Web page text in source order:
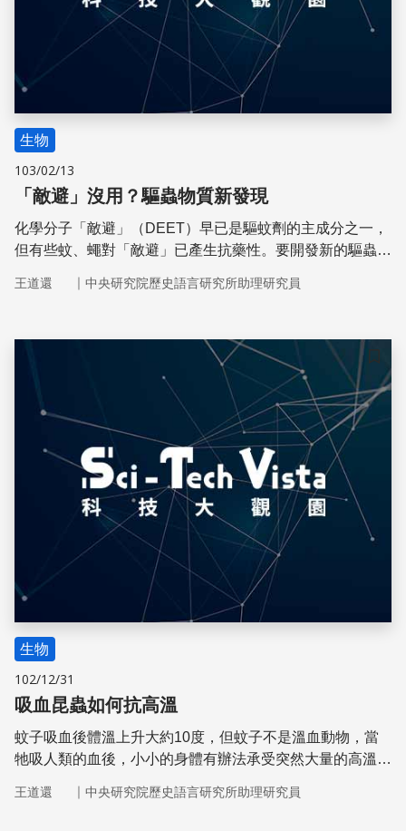
生物
103/02/13
「敵避」沒用？驅蟲物質新發現
化學分子「敵避」（DEET）早已是驅蚊劑的主成分之一，
但有些蚊、蠅對「敵避」已產生抗藥性。要開發新的驅蟲
學河濱校區昆蟲系副教授芮依（Anandasankar Ray）的研
利用Ir40a的蛋白質構形特徵，篩檢四十多萬種化學物質，
王道還 ｜ 中央研究院歷史語言研究所助理研究員
儲存
生物
102/12/31
吸血昆蟲如何抗高溫
蚊子吸血後體溫上升大約10度，但蚊子不是溫血動物，當
牠吸人類的血後，小小的身體有辦法承受突然大量的高溫
王道還 ｜ 中央研究院歷史語言研究所助理研究員